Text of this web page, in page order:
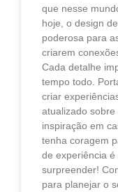
que nesse
hoje, o design
poderosa para
criarem
Cada detalhe
tempo todo.
criar
atualizado
inspiração em
tenha coragem
de experiência
surpreender!
para planejar o